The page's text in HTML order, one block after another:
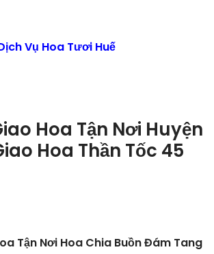
Vụ Hoa Tươi Huế
Hoa Tận Nơi Huyện
Hoa Thần Tốc 45
Tận Nơi Hoa Chia Buồn Đám Tang